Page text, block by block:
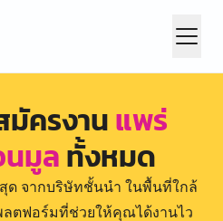
มัครงานแพร่
นมูลทั้งหมด
ด จากบริษัทชั้นนำ ในพื้นที่ใกล้
ตฟอร์มที่ช่วยให้คุณได้งานไว